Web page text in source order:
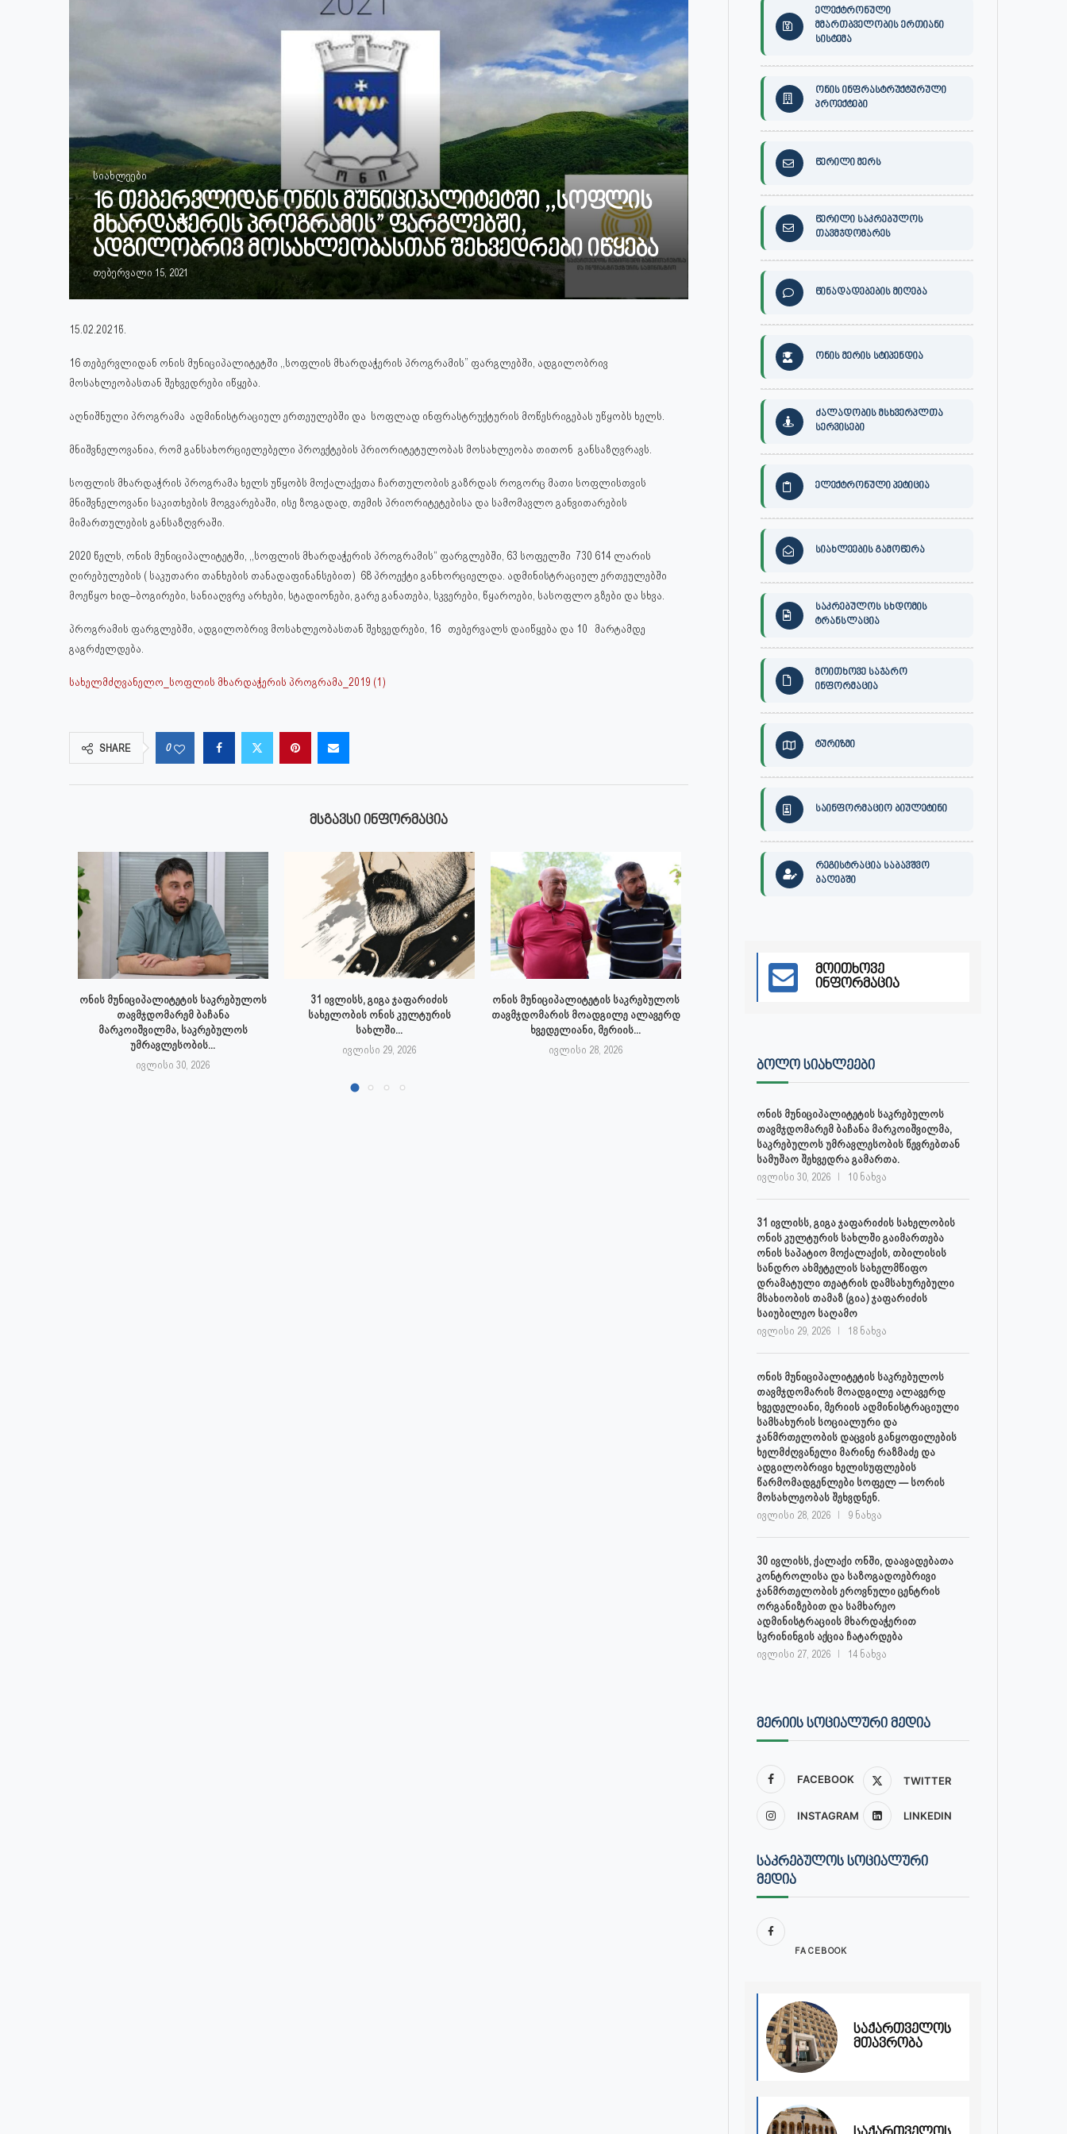
სიახლეები
16 თებერვლიდან ონის მუნიციპალიტეტში ,,სოფლის
მხარდაჭერის პროგრამის” ფარგლებში,
ადგილობრივ მოსახლეობასთან შეხვედრები იწყება
თებერვალი 15, 2021
15.02.2021წ.
16 თებერვლიდან ონის მუნიციპალიტეტში ,,სოფლის მხარდაჭერის პროგრამის” ფარგლებში, ადგილობრივ
მოსახლეობასთან შეხვედრები იწყება.
აღნიშნული პროგრამა ადმინისტრაციულ ერთეულებში და სოფლად ინფრასტრუქტურის მოწესრიგებას უწყობს ხელს.
მნიშვნელოვანია, რომ განსახორციელებელი პროექტების პრიორიტეტულობას მოსახლეობა თითონ განსაზღვრავს.
სოფლის მხარდაჭრის პროგრამა ხელს უწყობს მოქალაქეთა ჩართულობის გაზრდას როგორც მათი სოფლისთვის
მნიშვნელოვანი საკითხების მოგვარებაში, ისე ზოგადად, თემის პრიორიტეტებისა და სამომავლო განვითარების
მიმართულების განსაზღვრაში.
2020 წელს, ონის მუნიციპალიტეტში, ,,სოფლის მხარდაჭერის პროგრამის“ ფარგლებში, 63 სოფელში 730 614 ლარის
ღირებულების ( საკუთარი თანხების თანადაფინანსებით) 68 პროექტი განხორციელდა. ადმინისტრაციულ ერთეულებში
მოეწყო ხიდ–ბოგირები, სანიაღვრე არხები, სტადიონები, გარე განათება, სკვერები, წყაროები, სასოფლო გზები და სხვა.
პროგრამის ფარგლებში, ადგილობრივ მოსახლეობასთან შეხვედრები, 16 თებერვალს დაიწყება და 10 მარტამდე
გაგრძელდება.
სახელმძღვანელო_სოფლის მხარდაჭერის პროგრამა_2019 (1)
SHARE 0
ᲛᲡᲒᲐᲕᲡᲘ ᲘᲜᲤᲝᲠᲛᲐᲪᲘᲐ
ონის მუნიციპალიტეტის საკრებულოს
თავმჯდომარემ ბაჩანა
მარკოიშვილმა, საკრებულოს
უმრავლესობის...
ივლისი 30, 2026
31 ივლისს, გიგა ჯაფარიძის
სახელობის ონის კულტურის
სახლში...
ივლისი 29, 2026
ონის მუნიციპალიტეტის საკრებულოს
თავმჯდომარის მოადგილე ალავერდ
ხვედელიანი, მერიის...
ივლისი 28, 2026
30 ივლისს, ქალაქი ონში,
ელექტრონული
მმართბველობის ერთიანი
სისტემა
ონის ინფრასტრუქტურული
პროექტები
წერილი მერს
წერილი საკრებულოს
თავმჯდომარეს
წინადადებების მიღება
ონის მერის სტიპენდია
ძალადობის მსხვერპლთა
სერვისები
ელექტრონული პეტიცია
სიახლეების გამოწერა
საკრებულოს სხდომის
ტრანსლაცია
მოითხოვე საჯარო
ინფორმაცია
ტურიზმი
საინფორმაციო ბიულეტინი
რეგისტრაცია საბავშვო
ბაღებში
მოითხოვე
ინფორმაცია
ᲑᲝᲚᲝ ᲡᲘᲐᲮᲚᲔᲔᲑᲘ
ონის მუნიციპალიტეტის საკრებულოს
თავმჯდომარემ ბაჩანა მარკოიშვილმა,
საკრებულოს უმრავლესობის წევრებთან
სამუშაო შეხვედრა გამართა.
ივლისი 30, 2026 10 ნახვა
31 ივლისს, გიგა ჯაფარიძის სახელობის
ონის კულტურის სახლში გაიმართება
ონის საპატიო მოქალაქის, თბილისის
სანდრო ახმეტელის სახელმწიფო
დრამატული თეატრის დამსახურებული
მსახიობის თამაზ (გია) ჯაფარიძის
საიუბილეო საღამო
ივლისი 29, 2026 18 ნახვა
ონის მუნიციპალიტეტის საკრებულოს
თავმჯდომარის მოადგილე ალავერდ
ხვედელიანი, მერიის ადმინისტრაციული
სამსახურის სოციალური და
ჯანმრთელობის დაცვის განყოფილების
ხელმძღვანელი მარინე რაზმაძე და
ადგილობრივი ხელისუფლების
წარმომადგენლები სოფელ — სორის
მოსახლეობას შეხვდნენ.
ივლისი 28, 2026 9 ნახვა
30 ივლისს, ქალაქი ონში, დაავადებათა
კონტროლისა და საზოგადოებრივი
ჯანმრთელობის ეროვნული ცენტრის
ორგანიზებით და სამხარეო
ადმინისტრაციის მხარდაჭერით
სკრინინგის აქცია ჩატარდება
ივლისი 27, 2026 14 ნახვა
ᲛᲔᲠᲘᲘᲡ ᲡᲝᲪᲘᲐᲚᲣᲠᲘ ᲛᲔᲓᲘᲐ
FACEBOOK TWITTER
INSTAGRAM LINKEDIN
ᲡᲐᲙᲠᲔᲑᲣᲚᲝᲡ ᲡᲝᲪᲘᲐᲚᲣᲠᲘ
ᲛᲔᲓᲘᲐ
FACEBOOK
საქართველოს
მთავრობა